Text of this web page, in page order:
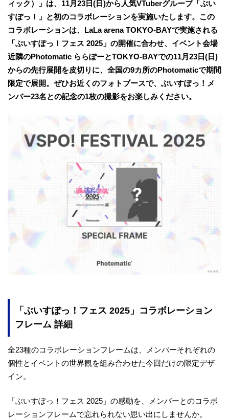
ィック）」は、11月23日(日)から人気VTuberグループ「ぶい
すぽっ！」と初のコラボレーションを実施いたします。この
コラボレーションは、LaLa arena TOKYO-BAYで実施される
「ぶいすぽっ！フェス 2025」の開催に合わせ、イベント会場
近隣のPhotomatic ららぽーとTOKYO-BAYでの11月23日(日)
からの先行展開を皮切りに、全国の9カ所のPhotomaticで期間
限定で展開。ぜひお近くのフォトブースで、ぶいすぽっ！メ
ンバー23名との記念の1枚の撮影をお楽しみください。
「ぶいすぽっ！フェス 2025」コラボレーション
フレーム 詳細
全23種のコラボレーションフレームは、メンバーそれぞれの
個性とイベントの世界観を組み合わせた今回だけの限定デザ
イン。
「ぶいすぽっ！フェス 2025」の感動を、メンバーとのコラボ
レーションフレームで忘れられない思い出にしませんか。